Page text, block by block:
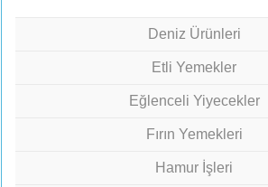
Deniz Ürünleri
Etli Yemekler
Eğlenceli Yiyecekler
Fırın Yemekleri
Hamur İşleri